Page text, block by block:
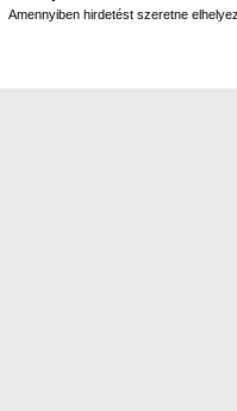
Amennyiben hirdetést szeretne